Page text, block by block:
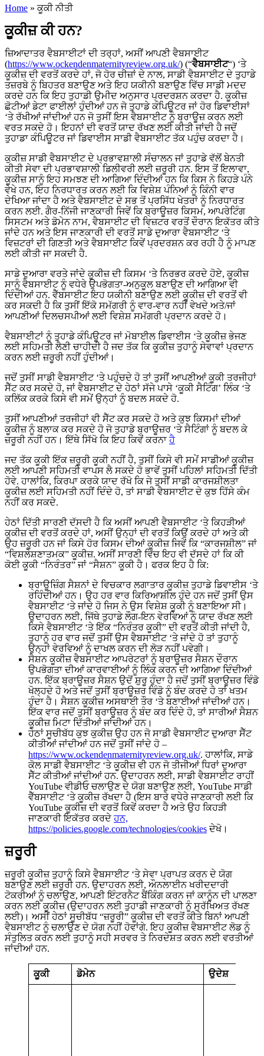
Home »ਕੂਕੀ ਨੀਤੀ
ਕੂਕੀਜ਼ ਕੀ ਹਨ?
ਜ਼ਿਆਦਾਤਰ ਵੈਬਸਾਈਟਾਂ ਦੀ ਤਰ੍ਹਾਂ, ਅਸੀਂ ਆਪਣੀ ਵੈਬਸਾਈਟ
(https://www.ockendenmaternityreview.org.uk/) (“ਵੈਬਸਾਈਟ“) ‘ਤੇ
ਕੂਕੀਜ਼ ਦੀ ਵਰਤੋਂ ਕਰਦੇ ਹਾਂ, ਜੋ ਹੋਰ ਚੀਜ਼ਾਂ ਦੇ ਨਾਲ, ਸਾਡੀ ਵੈਬਸਾਈਟ ਦੇ ਤੁਹਾਡੇ
ਤਜ਼ਰਬੇ ਨੂੰ ਬਿਹਤਰ ਬਣਾਉਣ ਅਤੇ ਇਹ ਯਕੀਨੀ ਬਣਾਉਣ ਵਿੱਚ ਸਾਡੀ ਮਦਦ
ਕਰਦੇ ਹਨ ਕਿ ਇਹ ਤੁਹਾਡੀ ਉਮੀਦ ਅਨੁਸਾਰ ਪ੍ਰਦਰਸ਼ਨ ਕਰਦਾ ਹੈ. ਕੂਕੀਜ਼
ਛੋਟੀਆਂ ਡੇਟਾ ਫਾਈਲਾਂ ਹੁੰਦੀਆਂ ਹਨ ਜੋ ਤੁਹਾਡੇ ਕੰਪਿਊਟਰ ਜਾਂ ਹੋਰ ਡਿਵਾਈਸਾਂ
‘ਤੇ ਰੱਖੀਆਂ ਜਾਂਦੀਆਂ ਹਨ ਜੋ ਤੁਸੀਂ ਇਸ ਵੈਬਸਾਈਟ ਨੂੰ ਬ੍ਰਾਊਜ਼ ਕਰਨ ਲਈ
ਵਰਤ ਸਕਦੇ ਹੋ। ਇਹਨਾਂ ਦੀ ਵਰਤੋਂ ਯਾਦ ਰੱਖਣ ਲਈ ਕੀਤੀ ਜਾਂਦੀ ਹੈ ਜਦੋਂ
ਤੁਹਾਡਾ ਕੰਪਿਊਟਰ ਜਾਂ ਡਿਵਾਈਸ ਸਾਡੀ ਵੈਬਸਾਈਟ ਤੱਕ ਪਹੁੰਚ ਕਰਦਾ ਹੈ।
ਕੁਕੀਜ਼ ਸਾਡੀ ਵੈਬਸਾਈਟ ਦੇ ਪ੍ਰਭਾਵਸ਼ਾਲੀ ਸੰਚਾਲਨ ਜਾਂ ਤੁਹਾਡੇ ਵੱਲੋਂ ਬੇਨਤੀ
ਕੀਤੀ ਸੇਵਾ ਦੀ ਪ੍ਰਭਾਵਸ਼ਾਲੀ ਡਿਲੀਵਰੀ ਲਈ ਜ਼ਰੂਰੀ ਹਨ. ਇਸ ਤੋਂ ਇਲਾਵਾ,
ਕੂਕੀਜ਼ ਸਾਨੂੰ ਇਹ ਸਮਝਣ ਦੀ ਆਗਿਆ ਦਿੰਦੀਆਂ ਹਨ ਕਿ ਕਿਸ ਨੇ ਕਿਹੜੇ ਪੰਨੇ
ਵੇਖੇ ਹਨ, ਇਹ ਨਿਰਧਾਰਤ ਕਰਨ ਲਈ ਕਿ ਵਿਸ਼ੇਸ਼ ਪੰਨਿਆਂ ਨੂੰ ਕਿੰਨੀ ਵਾਰ
ਦੇਖਿਆ ਜਾਂਦਾ ਹੈ ਅਤੇ ਵੈਬਸਾਈਟ ਦੇ ਸਭ ਤੋਂ ਪ੍ਰਸਿੱਧ ਖੇਤਰਾਂ ਨੂੰ ਨਿਰਧਾਰਤ
ਕਰਨ ਲਈ. ਗੈਰ-ਨਿੱਜੀ ਜਾਣਕਾਰੀ ਜਿਵੇਂ ਕਿ ਬ੍ਰਾਊਜ਼ਰ ਕਿਸਮ, ਆਪਰੇਟਿੰਗ
ਸਿਸਟਮ ਅਤੇ ਡੋਮੇਨ ਨਾਮ, ਵੈਬਸਾਈਟ ਦੀ ਵਿਜ਼ਟਰ ਵਰਤੋਂ ਦੌਰਾਨ ਇਕੱਤਰ ਕੀਤੇ
ਜਾਂਦੇ ਹਨ ਅਤੇ ਇਸ ਜਾਣਕਾਰੀ ਦੀ ਵਰਤੋਂ ਸਾਡੇ ਦੁਆਰਾ ਵੈਬਸਾਈਟ ‘ਤੇ
ਵਿਜ਼ਟਰਾਂ ਦੀ ਗਿਣਤੀ ਅਤੇ ਵੈਬਸਾਈਟ ਕਿਵੇਂ ਪ੍ਰਦਰਸ਼ਨ ਕਰ ਰਹੀ ਹੈ ਨੂੰ ਮਾਪਣ
ਲਈ ਕੀਤੀ ਜਾ ਸਕਦੀ ਹੈ.
ਸਾਡੇ ਦੁਆਰਾ ਵਰਤੇ ਜਾਂਦੇ ਕੂਕੀਜ਼ ਦੀ ਕਿਸਮ ‘ਤੇ ਨਿਰਭਰ ਕਰਦੇ ਹੋਏ, ਕੂਕੀਜ਼
ਸਾਨੂੰ ਵੈਬਸਾਈਟ ਨੂੰ ਵਧੇਰੇ ਉਪਭੋਗਤਾ-ਅਨੁਕੂਲ ਬਣਾਉਣ ਦੀ ਆਗਿਆ ਵੀ
ਦਿੰਦੀਆਂ ਹਨ. ਵੈੱਬਸਾਈਟ ਇਹ ਯਕੀਨੀ ਬਣਾਉਣ ਲਈ ਕੂਕੀਜ਼ ਦੀ ਵਰਤੋਂ ਵੀ
ਕਰ ਸਕਦੀ ਹੈ ਕਿ ਤੁਸੀਂ ਇੱਕੋ ਸਮੱਗਰੀ ਨੂੰ ਵਾਰ-ਵਾਰ ਨਹੀਂ ਵੇਖਦੇ ਅਤੇ/ਜਾਂ
ਆਪਣੀਆਂ ਦਿਲਚਸਪੀਆਂ ਲਈ ਵਿਸ਼ੇਸ਼ ਸਮੱਗਰੀ ਪ੍ਰਦਾਨ ਕਰਦੇ ਹੋ।
ਵੈਬਸਾਈਟਾਂ ਨੂੰ ਤੁਹਾਡੇ ਕੰਪਿਊਟਰ ਜਾਂ ਮੋਬਾਈਲ ਡਿਵਾਈਸ ‘ਤੇ ਕੂਕੀਜ਼ ਭੇਜਣ
ਲਈ ਸਹਿਮਤੀ ਲੈਣੀ ਚਾਹੀਦੀ ਹੈ ਜਦ ਤੱਕ ਕਿ ਕੂਕੀਜ਼ ਤੁਹਾਨੂੰ ਸੇਵਾਵਾਂ ਪ੍ਰਦਾਨ
ਕਰਨ ਲਈ ਜ਼ਰੂਰੀ ਨਹੀਂ ਹੁੰਦੀਆਂ।
ਜਦੋਂ ਤੁਸੀਂ ਸਾਡੀ ਵੈਬਸਾਈਟ ‘ਤੇ ਪਹੁੰਚਦੇ ਹੋ ਤਾਂ ਤੁਸੀਂ ਆਪਣੀਆਂ ਕੂਕੀ ਤਰਜੀਹਾਂ
ਸੈੱਟ ਕਰ ਸਕਦੇ ਹੋ, ਜਾਂ ਵੈਬਸਾਈਟ ਦੇ ਹੇਠਾਂ ਸੱਜੇ ਪਾਸੇ ‘ਕੂਕੀ ਸੈਟਿੰਗ’ ਲਿੰਕ ‘ਤੇ
ਕਲਿੱਕ ਕਰਕੇ ਕਿਸੇ ਵੀ ਸਮੇਂ ਉਨ੍ਹਾਂ ਨੂੰ ਬਦਲ ਸਕਦੇ ਹੋ.
ਤੁਸੀਂ ਆਪਣੀਆਂ ਤਰਜੀਹਾਂ ਵੀ ਸੈੱਟ ਕਰ ਸਕਦੇ ਹੋ ਅਤੇ ਕੁਝ ਕਿਸਮਾਂ ਦੀਆਂ
ਕੂਕੀਜ਼ ਨੂੰ ਬਲਾਕ ਕਰ ਸਕਦੇ ਹੋ ਜੋ ਤੁਹਾਡੇ ਬ੍ਰਾਊਜ਼ਰ ‘ਤੇ ਸੈਟਿੰਗਾਂ ਨੂੰ ਬਦਲ ਕੇ
ਜ਼ਰੂਰੀ ਨਹੀਂ ਹਨ। ਇੱਥੇ ਸਿੱਖੋ ਕਿ ਇਹ ਕਿਵੇਂ ਕਰਨਾਹੈ
ਜਦ ਤੱਕ ਕੂਕੀ ਇੱਕ ਜ਼ਰੂਰੀ ਕੂਕੀ ਨਹੀਂ ਹੈ, ਤੁਸੀਂ ਕਿਸੇ ਵੀ ਸਮੇਂ ਸਾਡੀਆਂ ਕੂਕੀਜ਼
ਲਈ ਆਪਣੀ ਸਹਿਮਤੀ ਵਾਪਸ ਲੈ ਸਕਦੇ ਹੋ ਭਾਵੇਂ ਤੁਸੀਂ ਪਹਿਲਾਂ ਸਹਿਮਤੀ ਦਿੱਤੀ
ਹੋਵੇ. ਹਾਲਾਂਕਿ, ਕਿਰਪਾ ਕਰਕੇ ਯਾਦ ਰੱਖੋ ਕਿ ਜੇ ਤੁਸੀਂ ਸਾਡੀ ਕਾਰਜਸ਼ੀਲਤਾ
ਕੂਕੀਜ਼ ਲਈ ਸਹਿਮਤੀ ਨਹੀਂ ਦਿੰਦੇ ਹੋ, ਤਾਂ ਸਾਡੀ ਵੈਬਸਾਈਟ ਦੇ ਕੁਝ ਹਿੱਸੇ ਕੰਮ
ਨਹੀਂ ਕਰ ਸਕਦੇ.
ਹੇਠਾਂ ਦਿੱਤੀ ਸਾਰਣੀ ਦੱਸਦੀ ਹੈ ਕਿ ਅਸੀਂ ਆਪਣੀ ਵੈਬਸਾਈਟ ‘ਤੇ ਕਿਹੜੀਆਂ
ਕੁਕੀਜ਼ ਦੀ ਵਰਤੋਂ ਕਰਦੇ ਹਾਂ, ਅਸੀਂ ਉਨ੍ਹਾਂ ਦੀ ਵਰਤੋਂ ਕਿਉਂ ਕਰਦੇ ਹਾਂ ਅਤੇ ਕੀ
ਉਹ ਜ਼ਰੂਰੀ ਹਨ ਜਾਂ ਕਿਸੇ ਹੋਰ ਕਿਸਮ ਦੀਆਂ ਕੂਕੀਜ਼ ਜਿਵੇਂ ਕਿ “ਕਾਰਜਸ਼ੀਲ” ਜਾਂ
“ਵਿਸ਼ਲੇਸ਼ਣਾਤਮਕ” ਕੂਕੀਜ਼. ਅਸੀਂ ਸਾਰਣੀ ਵਿੱਚ ਇਹ ਵੀ ਦੱਸਦੇ ਹਾਂ ਕਿ ਕੀ
ਕੋਈ ਕੂਕੀ “ਨਿਰੰਤਰ” ਜਾਂ “ਸੈਸ਼ਨ” ਕੂਕੀ ਹੈ। ਫਰਕ ਇਹ ਹੈ ਕਿ:
ਬ੍ਰਾਊਜ਼ਿੰਗ ਸੈਸ਼ਨਾਂ ਦੇ ਵਿਚਕਾਰ ਲਗਾਤਾਰ ਕੂਕੀਜ਼ ਤੁਹਾਡੇ ਡਿਵਾਈਸ ‘ਤੇ
ਰਹਿੰਦੀਆਂ ਹਨ। ਉਹ ਹਰ ਵਾਰ ਕਿਰਿਆਸ਼ੀਲ ਹੁੰਦੇ ਹਨ ਜਦੋਂ ਤੁਸੀਂ ਉਸ
ਵੈਬਸਾਈਟ ‘ਤੇ ਜਾਂਦੇ ਹੋ ਜਿਸ ਨੇ ਉਸ ਵਿਸ਼ੇਸ਼ ਕੂਕੀ ਨੂੰ ਬਣਾਇਆ ਸੀ।
ਉਦਾਹਰਨ ਲਈ, ਜਿੱਥੇ ਤੁਹਾਡੇ ਲੌਗ-ਇਨ ਵੇਰਵਿਆਂ ਨੂੰ ਯਾਦ ਰੱਖਣ ਲਈ
ਕਿਸੇ ਵੈਬਸਾਈਟ ‘ਤੇ ਇੱਕ “ਨਿਰੰਤਰ ਕੂਕੀ” ਦੀ ਵਰਤੋਂ ਕੀਤੀ ਜਾਂਦੀ ਹੈ,
ਤੁਹਾਨੂੰ ਹਰ ਵਾਰ ਜਦੋਂ ਤੁਸੀਂ ਉਸ ਵੈਬਸਾਈਟ ‘ਤੇ ਜਾਂਦੇ ਹੋ ਤਾਂ ਤੁਹਾਨੂੰ
ਉਨ੍ਹਾਂ ਵੇਰਵਿਆਂ ਨੂੰ ਦਾਖਲ ਕਰਨ ਦੀ ਲੋੜ ਨਹੀਂ ਪਵੇਗੀ।
ਸੈਸ਼ਨ ਕੂਕੀਜ਼ ਵੈਬਸਾਈਟ ਆਪਰੇਟਰਾਂ ਨੂੰ ਬ੍ਰਾਊਜ਼ਰ ਸੈਸ਼ਨ ਦੌਰਾਨ
ਉਪਭੋਗਤਾ ਦੀਆਂ ਕਾਰਵਾਈਆਂ ਨੂੰ ਲਿੰਕ ਕਰਨ ਦੀ ਆਗਿਆ ਦਿੰਦੀਆਂ
ਹਨ. ਇੱਕ ਬ੍ਰਾਊਜ਼ਰ ਸੈਸ਼ਨ ਉਦੋਂ ਸ਼ੁਰੂ ਹੁੰਦਾ ਹੈ ਜਦੋਂ ਤੁਸੀਂ ਬ੍ਰਾਊਜ਼ਰ ਵਿੰਡੋ
ਖੋਲ੍ਹਦੇ ਹੋ ਅਤੇ ਜਦੋਂ ਤੁਸੀਂ ਬ੍ਰਾਊਜ਼ਰ ਵਿੰਡੋ ਨੂੰ ਬੰਦ ਕਰਦੇ ਹੋ ਤਾਂ ਖਤਮ
ਹੁੰਦਾ ਹੈ। ਸੈਸ਼ਨ ਕੂਕੀਜ਼ ਅਸਥਾਈ ਤੌਰ ‘ਤੇ ਬਣਾਈਆਂ ਜਾਂਦੀਆਂ ਹਨ।
ਇੱਕ ਵਾਰ ਜਦੋਂ ਤੁਸੀਂ ਬ੍ਰਾਊਜ਼ਰ ਨੂੰ ਬੰਦ ਕਰ ਦਿੰਦੇ ਹੋ, ਤਾਂ ਸਾਰੀਆਂ ਸੈਸ਼ਨ
ਕੂਕੀਜ਼ ਮਿਟਾ ਦਿੱਤੀਆਂ ਜਾਂਦੀਆਂ ਹਨ।
ਹੇਠਾਂ ਸੂਚੀਬੱਧ ਕੁਝ ਕੁਕੀਜ਼ ਉਹ ਹਨ ਜੋ ਸਾਡੀ ਵੈਬਸਾਈਟ ਦੁਆਰਾ ਸੈੱਟ
ਕੀਤੀਆਂ ਜਾਂਦੀਆਂ ਹਨ ਜਦੋਂ ਤੁਸੀਂ ਜਾਂਦੇ ਹੋ –
https://www.ockendenmaternityreview.org.uk/. ਹਾਲਾਂਕਿ, ਸਾਡੇ
ਕੋਲ ਸਾਡੀ ਵੈਬਸਾਈਟ ‘ਤੇ ਕੂਕੀਜ਼ ਵੀ ਹਨ ਜੋ ਤੀਜੀਆਂ ਧਿਰਾਂ ਦੁਆਰਾ
ਸੈੱਟ ਕੀਤੀਆਂ ਜਾਂਦੀਆਂ ਹਨ. ਉਦਾਹਰਨ ਲਈ, ਸਾਡੀ ਵੈਬਸਾਈਟ ਰਾਹੀਂ
YouTube ਵੀਡੀਓ ਚਲਾਉਣ ਦੇ ਯੋਗ ਬਣਾਉਣ ਲਈ, YouTube ਸਾਡੀ
ਵੈੱਬਸਾਈਟ ‘ਤੇ ਕੂਕੀਜ਼ ਰੱਖਦਾ ਹੈ (ਇਸ ਬਾਰੇ ਵਧੇਰੇ ਜਾਣਕਾਰੀ ਲਈ ਕਿ
YouTube ਕੂਕੀਜ਼ ਦੀ ਵਰਤੋਂ ਕਿਵੇਂ ਕਰਦਾ ਹੈ ਅਤੇ ਉਹ ਕਿਹੜੀ
ਜਾਣਕਾਰੀ ਇਕੱਤਰ ਕਰਦੇਹਨ,
https://policies.google.com/technologies/cookiesਦੇਖੋ।
ਜ਼ਰੂਰੀ
ਜ਼ਰੂਰੀ ਕੂਕੀਜ਼ ਤੁਹਾਨੂੰ ਕਿਸੇ ਵੈਬਸਾਈਟ ‘ਤੇ ਸੇਵਾ ਪ੍ਰਾਪਤ ਕਰਨ ਦੇ ਯੋਗ
ਬਣਾਉਣ ਲਈ ਜ਼ਰੂਰੀ ਹਨ. ਉਦਾਹਰਨ ਲਈ, ਔਨਲਾਈਨ ਖਰੀਦਦਾਰੀ
ਟੋਕਰੀਆਂ ਨੂੰ ਚਲਾਉਣ, ਆਪਣੀ ਇੰਟਰਨੈਟ ਬੈਂਕਿੰਗ ਕਰਨ ਜਾਂ ਕਾਨੂੰਨ ਦੀ ਪਾਲਣਾ
ਕਰਨ ਲਈ ਕੂਕੀਜ਼ (ਉਦਾਹਰਨ ਲਈ ਤੁਹਾਡੀ ਜਾਣਕਾਰੀ ਨੂੰ ਸੁਰੱਖਿਅਤ ਰੱਖਣ
ਲਈ)। ਅਸੀਂ ਹੇਠਾਂ ਸੂਚੀਬੱਧ “ਜ਼ਰੂਰੀ” ਕੂਕੀਜ਼ ਦੀ ਵਰਤੋਂ ਕੀਤੇ ਬਿਨਾਂ ਆਪਣੀ
ਵੈਬਸਾਈਟ ਨੂੰ ਚਲਾਉਣ ਦੇ ਯੋਗ ਨਹੀਂ ਹੋਵਾਂਗੇ. ਇਹ ਕੂਕੀਜ਼ ਵੈਬਸਾਈਟ ਲੋਡ ਨੂੰ
ਸੰਤੁਲਿਤ ਕਰਨ ਲਈ ਤੁਹਾਨੂੰ ਸਹੀ ਸਰਵਰ ਤੇ ਨਿਰਦੇਸ਼ਤ ਕਰਨ ਲਈ ਵਰਤੀਆਂ
ਜਾਂਦੀਆਂ ਹਨ.
ਕੂਕੀ ਡੋਮੇਨ ਉਦੇਸ਼